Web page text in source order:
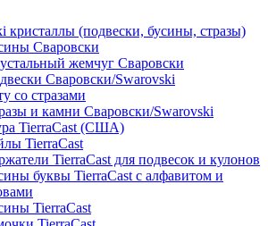
кристаллы (подвески, бусины, стразы)
Сваровски
жемчуг Сваровски
Сваровски/Swarovski
со стразами
и камни Сваровски/Swarovski
TierraCast (США)
TierraCast
TierraCast для подвесок и кулонов
буквы TierraCast с алфавитом и
TierraCast